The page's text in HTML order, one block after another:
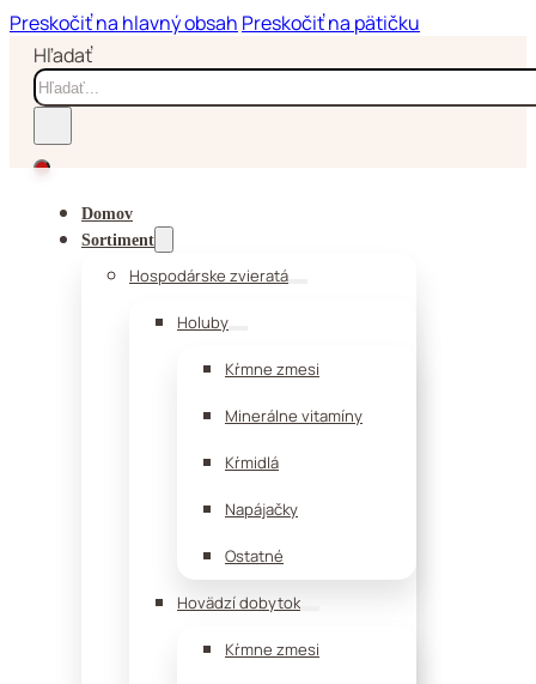
Preskočiť na hlavný obsah Preskočiť na pätičku
Hľadať
Domov
Sortiment
Hospodárske zvieratá
Holuby
Kŕmne zmesi
Minerálne vitamíny
Kŕmidlá
Napájačky
Ostatné
Hovädzí dobytok
Kŕmne zmesi